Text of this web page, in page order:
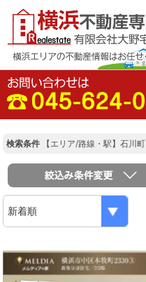
検索条件 【エリア/路線・駅】石川町